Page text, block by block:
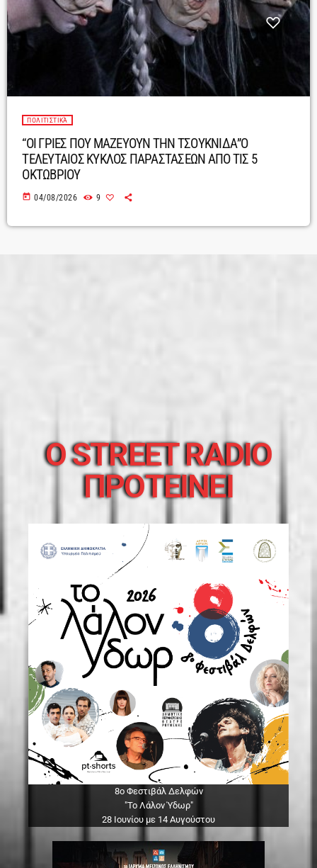
ΠΟΛΙΤΙΣΤΙΚΆ
“ΟΙ ΓΡΙΕΣ ΠΟΥ ΜΑΖΕΥΟΥΝ ΤΗΝ ΤΣΟΥΚΝΙΔΑ”Ο
ΤΕΛΕΥΤΑΙΟΣ ΚΥΚΛΟΣ ΠΑΡΑΣΤΑΣΕΩΝ ΑΠΟ ΤΙΣ 5
ΟΚΤΩΒΡΙΟΥ
today 04/08/2026 9
O STREET RADIO
ΠΡΟΤΕΙΝΕΙ
8ο Φεστιβάλ Δελφών
"Το Λάλον Ύδωρ"
28 Ιουνίου με 14 Αυγούστου